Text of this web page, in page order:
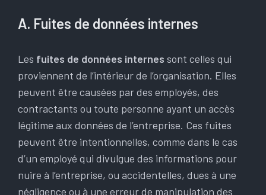
A. Fuites de données internes
Les fuites de données internes sont celles qui
proviennent de l’intérieur de l’organisation. Elles
peuvent être causées par des employés, des
contractants ou toute personne ayant un accès
légitime aux données de l’entreprise. Ces fuites
peuvent être intentionnelles, comme dans le cas
d’un employé qui divulgue des informations pour
nuire à l’entreprise, ou accidentelles, dues à une
négligence ou à une erreur de manipulation des